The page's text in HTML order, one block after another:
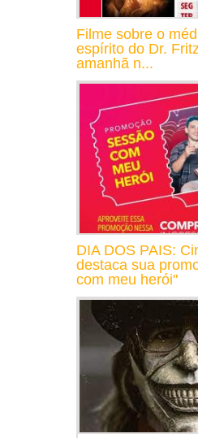
Filme sobre o
espírito do Dr.
amanhã n...
DIA DOS PAIS:
destaca sua
com meu herói"